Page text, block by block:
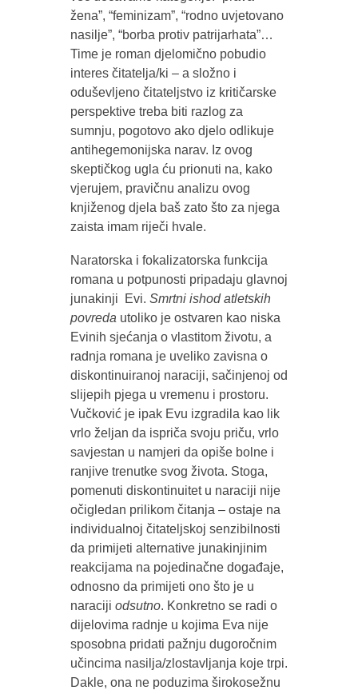
žena”, “feminizam”, “rodno uvjetovano
nasilje”, “borba protiv patrijarhata”…
Time je roman djelomično pobudio
interes čitatelja/ki – a složno i
oduševljeno čitateljstvo iz kritičarske
perspektive treba biti razlog za
sumnju, pogotovo ako djelo odlikuje
antihegemonijska narav. Iz ovog
skeptičkog ugla ću prionuti na, kako
vjerujem, pravičnu analizu ovog
knjiženog djela baš zato što za njega
zaista imam riječi hvale.
Naratorska i fokalizatorska funkcija
romana u potpunosti pripadaju glavnoj
junakinji Evi. Smrtni ishod atletskih
povredautoliko je ostvaren kao niska
Evinih sjećanja o vlastitom životu, a
radnja romana je uveliko zavisna o
diskontinuiranoj naraciji, sačinjenoj od
slijepih pjega u vremenu i prostoru.
Vučković je ipak Evu izgradila kao lik
vrlo željan da ispriča svoju priču, vrlo
savjestan u namjeri da opiše bolne i
ranjive trenutke svog života. Stoga,
pomenuti diskontinuitet u naraciji nije
očigledan prilikom čitanja – ostaje na
individualnoj čitateljskoj senzibilnosti
da primijeti alternative junakinjinim
reakcijama na pojedinačne događaje,
odnosno da primijeti ono što je u
naraciji odsutno. Konkretno se radi o
dijelovima radnje u kojima Eva nije
sposobna pridati pažnju dugoročnim
učincima nasilja/zlostavljanja koje trpi.
Dakle, ona ne poduzima širokosežnu